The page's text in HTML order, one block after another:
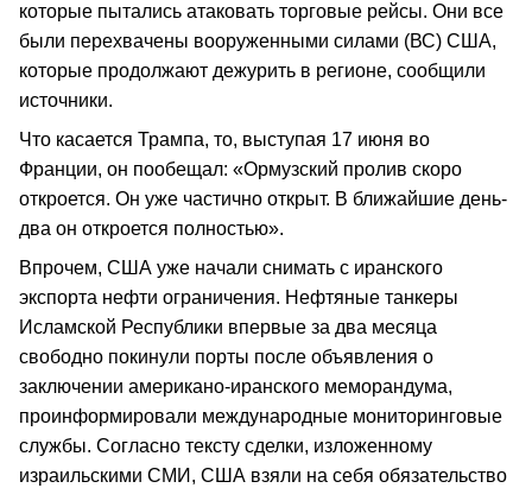
которые пытались атаковать торговые рейсы. Они все
были перехвачены вооруженными силами (ВС) США,
которые продолжают дежурить в регионе, сообщили
источники.
Что касается Трампа, то, выступая 17 июня во
Франции, он пообещал: «Ормузский пролив скоро
откроется. Он уже частично открыт. В ближайшие день-
два он откроется полностью».
Впрочем, США уже начали снимать с иранского
экспорта нефти ограничения. Нефтяные танкеры
Исламской Республики впервые за два месяца
свободно покинули порты после объявления о
заключении американо-иранского меморандума,
проинформировали международные мониторинговые
службы. Согласно тексту сделки, изложенному
израильскими СМИ, США взяли на себя обязательство